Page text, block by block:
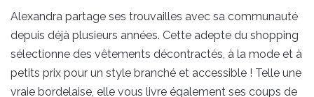
Alexandra partage ses trouvailles avec sa communauté
depuis déjà plusieurs années. Cette adepte du shopping
sélectionne des vêtements décontractés, à la mode et à
petits prix pour un style branché et accessible ! Telle une
vraie bordelaise, elle vous livre également ses coups de